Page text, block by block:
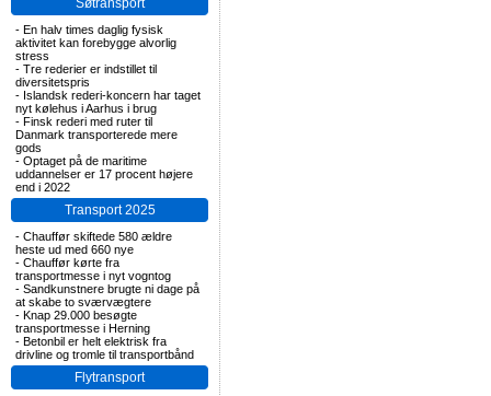
Søtransport
- En halv times daglig fysisk
aktivitet kan forebygge alvorlig
stress
- Tre rederier er indstillet til
diversitetspris
- Islandsk rederi-koncern har taget
nyt kølehus i Aarhus i brug
- Finsk rederi med ruter til
Danmark transporterede mere
gods
- Optaget på de maritime
uddannelser er 17 procent højere
end i 2022
Transport 2025
- Chauffør skiftede 580 ældre
heste ud med 660 nye
- Chauffør kørte fra
transportmesse i nyt vogntog
- Sandkunstnere brugte ni dage på
at skabe to sværvægtere
- Knap 29.000 besøgte
transportmesse i Herning
- Betonbil er helt elektrisk fra
drivline og tromle til transportbånd
Flytransport